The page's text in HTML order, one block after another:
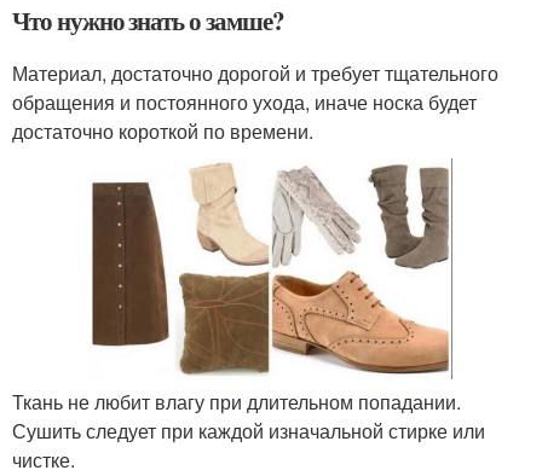
Что нужно знать о замше?
Материал, достаточно дорогой и требует тщательного
обращения и постоянного ухода, иначе носка будет
достаточно короткой по времени.
Ткань не любит влагу при длительном попадании.
Сушить следует при каждой изначальной стирке или
чистке.